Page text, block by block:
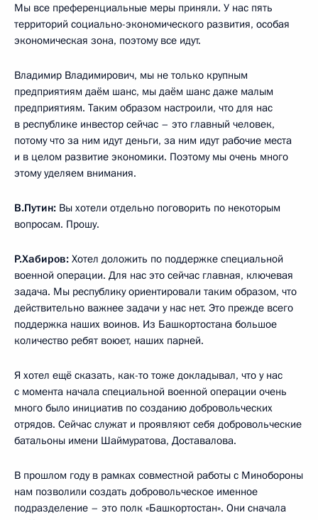
Мы все преференциальные меры приняли. У нас пять
территорий социально-экономического развития, особая
экономическая зона, поэтому все идут.
Владимир Владимирович, мы не только крупным
предприятиям даём шанс, мы даём шанс даже малым
предприятиям. Таким образом настроили, что для нас
в республике инвестор сейчас – это главный человек,
потому что за ним идут деньги, за ним идут рабочие места
и в целом развитие экономики. Поэтому мы очень много
этому уделяем внимания.
В.Путин: Вы хотели отдельно поговорить по некоторым
вопросам. Прошу.
Р.Хабиров: Хотел доложить по поддержке специальной
военной операции. Для нас это сейчас главная, ключевая
задача. Мы республику ориентировали таким образом, что
действительно важнее задачи у нас нет. Это прежде всего
поддержка наших воинов. Из Башкортостана большое
количество ребят воюет, наших парней.
Я хотел ещё сказать, как-то тоже докладывал, что у нас
с момента начала специальной военной операции очень
много было инициатив по созданию добровольческих
отрядов. Сейчас служат и проявляют себя добровольческие
батальоны имени Шаймуратова, Доставалова.
В прошлом году в рамках совместной работы с Минобороны
нам позволили создать добровольческое именное
подразделение – это полк «Башкортостан». Они сначала